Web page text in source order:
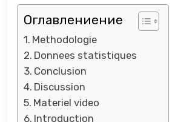
Оглавлениение
Methodologie
Donnees statistiques
Conclusion
Discussion
Materiel video
Introduction